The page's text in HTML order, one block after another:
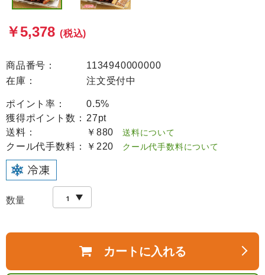
￥5,378 (税込)
商品番号：
1134940000000
在庫：
注文受付中
ポイント率：
0.5%
獲得ポイント数： 27pt
送料：
￥880 送料について
クール代手数料： ￥220 クール代手数料について
数量
カートに入れる